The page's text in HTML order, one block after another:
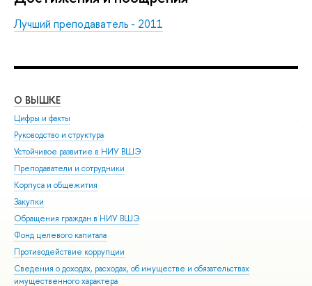
Лучший преподаватель - 2011
О ВЫШКЕ
Цифры и факты
Руководство и структура
Устойчивое развитие в НИУ ВШЭ
Преподаватели и сотрудники
Корпуса и общежития
Закупки
Обращения граждан в НИУ ВШЭ
Фонд целевого капитала
Противодействие коррупции
Сведения о доходах, расходах, об имуществе и обязательствах
имущественного характера